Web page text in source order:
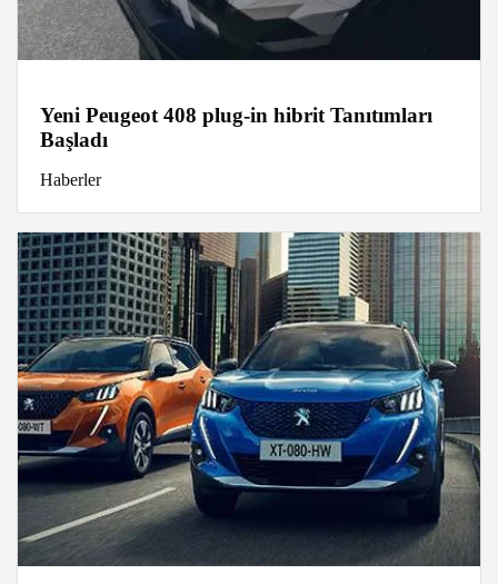
Yeni Peugeot 408 plug-in hibrit Tanıtımları
Başladı
Haberler